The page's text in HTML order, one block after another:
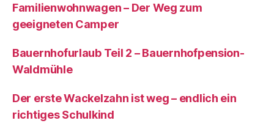
Familienwohnwagen – Der Weg zum
geeigneten Camper
Bauernhofurlaub Teil 2 – Bauernhofpension-
Waldmühle
Der erste Wackelzahn ist weg – endlich ein
richtiges Schulkind